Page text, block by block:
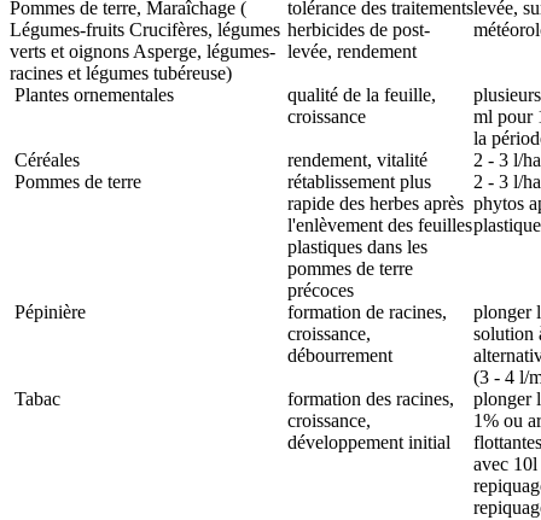
Pommes de terre, Maraîchage (
Légumes-fruits Crucifères, légumes
verts et oignons Asperge, légumes-
racines et légumes tubéreuse)
tolérance des traitements
herbicides de post-
levée, rendement
levée,
Plantes ornementales
qualité de la feuille,
croissance
ml pour
la
Céréales
rendement, vitalité
2 - 3 l/
Pommes de terre
rétablissement plus
rapide des herbes après
l'enlèvement des feuilles
plastiques dans les
pommes de terre
précoces
2 - 3 l/
phytos
Pépinière
formation de racines,
croissance,
débourrement
plonger
solution
(3 - 4 l/
Tabac
formation des racines,
croissance,
développement initial
plonger
1% ou
avec